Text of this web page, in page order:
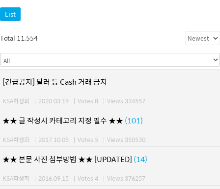
List
Total 11,554
[긴급공지] 달러 등 Cash 거래 금지
KSA학생회 | 2020.03.19 | Votes 8 | Views 334557
★★ 글 작성시 카테고리 지정 필수 ★★ (101)
KSA학생회 | 2017.10.05 | Votes 5 | Views 350530
★★ 본문 사진 첨부방법 ★★ [UPDATED] (14)
KSA학생회 | 2016.09.15 | Votes 4 | Views 376257